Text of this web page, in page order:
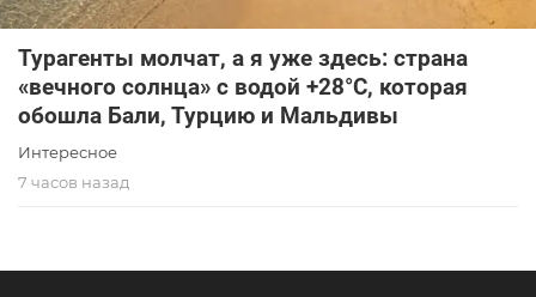
Турагенты молчат, а я уже здесь: страна
«вечного солнца» с водой +28°C, которая
обошла Бали, Турцию и Мальдивы
Интересное
7 часов назад